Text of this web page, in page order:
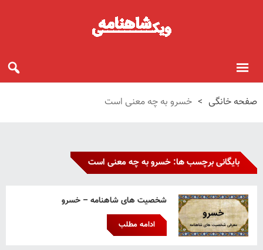
صفحه خانگی > خسرو به چه معنی است
بایگانی برچسب ها: خسرو به چه معنی است
شخصیت های شاهنامه – خسرو
ادامه مطلب